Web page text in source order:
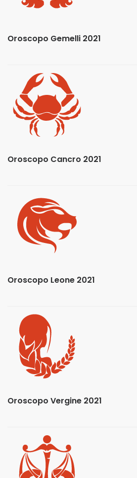
Oroscopo Gemelli 2021
Oroscopo Cancro 2021
Oroscopo Leone 2021
Oroscopo Vergine 2021